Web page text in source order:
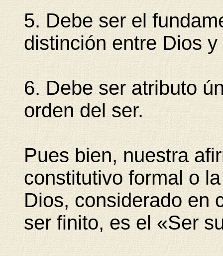
5. Debe ser el
distinción entre Dios
6. Debe ser atributo
orden del ser.
Pues bien, nuestra
constitutivo formal o
Dios, considerado en
ser finito, es el «Ser